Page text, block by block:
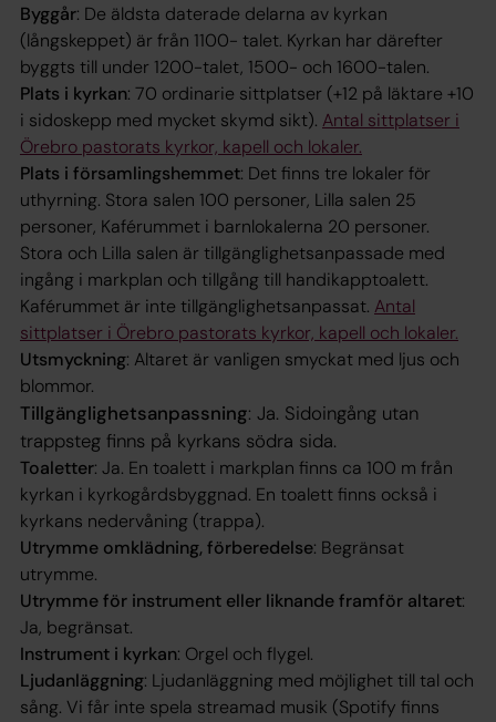
Byggår: De äldsta daterade delarna av kyrkan
(långskeppet) är från 1100- talet. Kyrkan har därefter
byggts till under 1200-talet, 1500- och 1600-talen.
Plats i kyrkan: 70 ordinarie sittplatser (+12 på läktare +10
i sidoskepp med mycket skymd sikt). Antal sittplatser i
Örebro pastorats kyrkor, kapell och lokaler.
Plats i församlingshemmet: Det finns tre lokaler för
uthyrning. Stora salen 100 personer, Lilla salen 25
personer, Kaférummet i barnlokalerna 20 personer.
Stora och Lilla salen är tillgänglighetsanpassade med
ingång i markplan och tillgång till handikapptoalett.
Kaférummet är inte tillgänglighetsanpassat. Antal
sittplatser i Örebro pastorats kyrkor, kapell och lokaler.
Utsmyckning: Altaret är vanligen smyckat med ljus och
blommor.
Tillgänglighetsanpassning: Ja. Sidoingång utan
trappsteg finns på kyrkans södra sida.
Toaletter: Ja. En toalett i markplan finns ca 100 m från
kyrkan i kyrkogårdsbyggnad. En toalett finns också i
kyrkans nedervåning (trappa).
Utrymme omklädning, förberedelse: Begränsat
utrymme.
Utrymme för instrument eller liknande framför altaret:
Ja, begränsat.
Instrument i kyrkan: Orgel och flygel.
Ljudanläggning: Ljudanläggning med möjlighet till tal och
sång. Vi får inte spela streamad musik (Spotify finns